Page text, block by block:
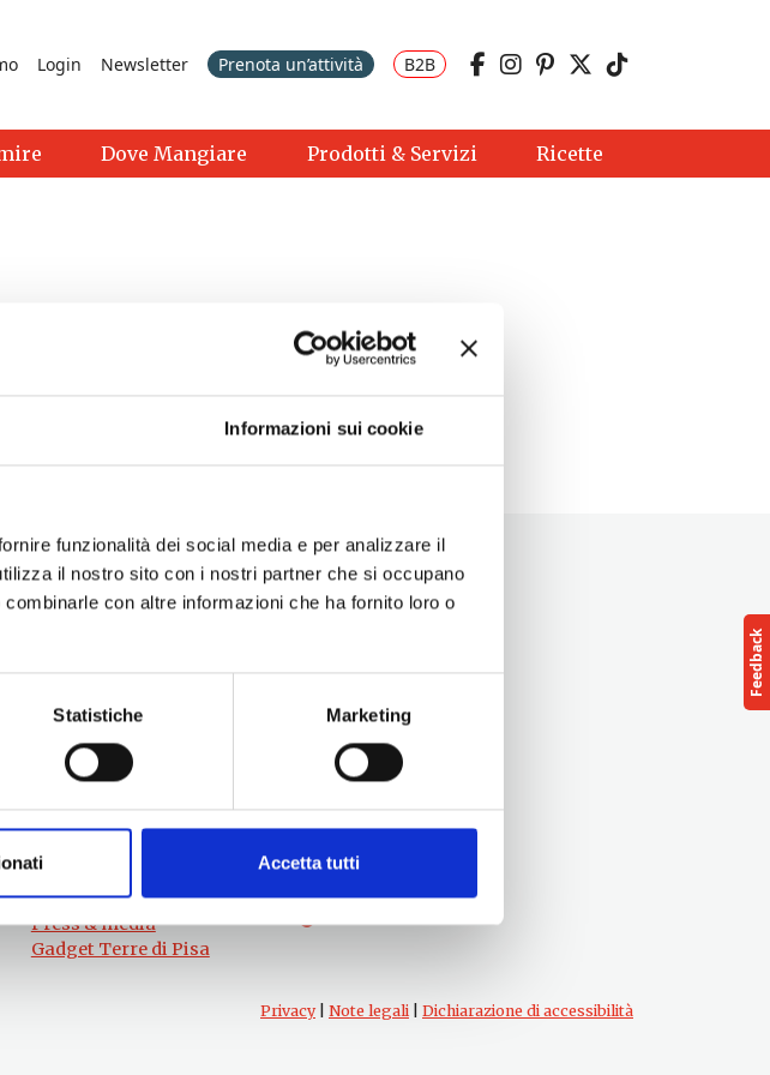
Informazioni sui cookie
funzionalità dei social media e per analizzare il
il nostro sito con i nostri partner che si occupano
con altre informazioni che ha fornito loro o
Statistiche Marketing
Accetta tutti
Login Newsletter Prenota un’attività B2B
Dove Mangiare Prodotti & Servizi Ricette
#lemieTerrediPisa
Esperienze
Territori
Itinerari
Prodotti e Servizi
Chi Siamo
Press & media
Gadget Terre di Pisa
Seguici su
Privacy| Note legali Dichiarazione di accessibilità